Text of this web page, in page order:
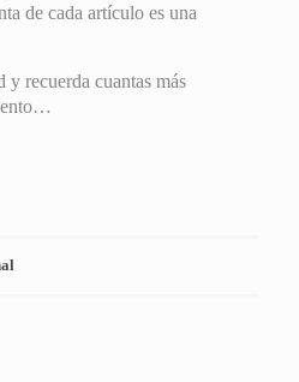
de cada artículo es una
y recuerda cuantas más